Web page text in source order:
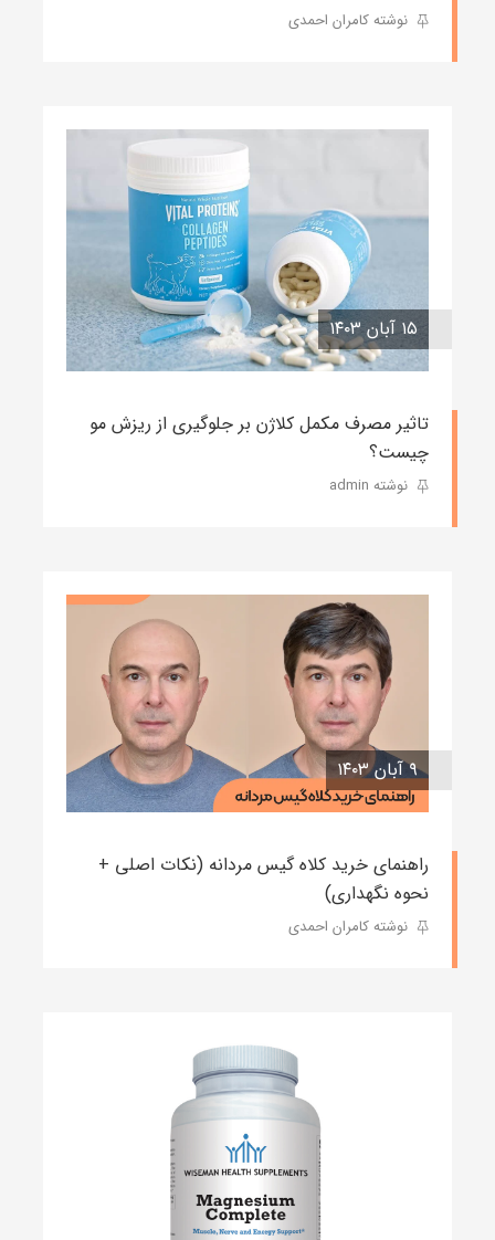
نوشته کامران احمدی
۱۵ آبان ۱۴۰۳
تاثیر مصرف مکمل کلاژن بر جلوگیری از ریزش مو
چیست؟
نوشته admin
۹ آبان ۱۴۰۳
راهنمای خرید کلاه گیس مردانه (نکات اصلی +
نحوه نگهداری)
نوشته کامران احمدی